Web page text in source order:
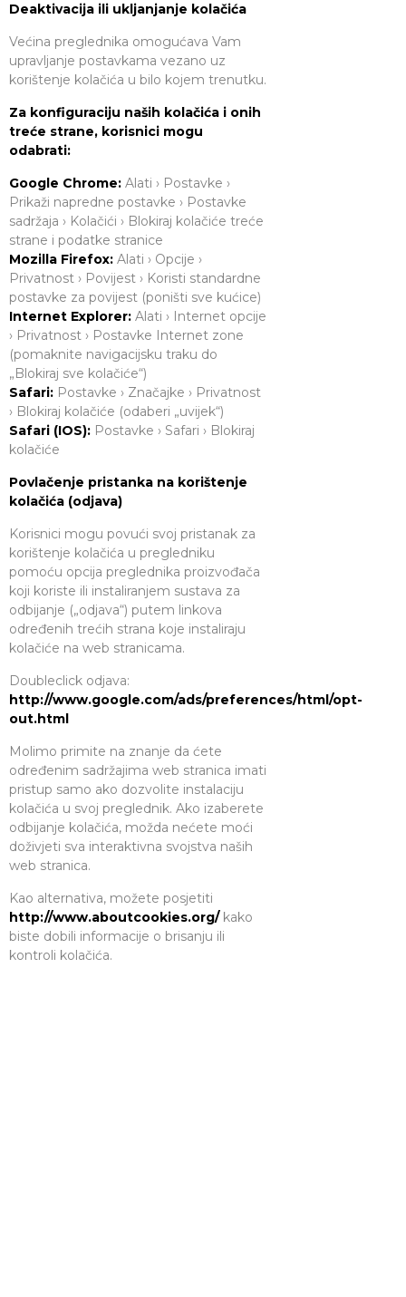
Deaktivacija ili ukljanjanje kolačića
Većina preglednika omogućava Vam
upravljanje postavkama vezano uz
korištenje kolačića u bilo kojem trenutku.
Za konfiguraciju naših kolačića i onih
treće strane, korisnici mogu
odabrati:
Google Chrome: Alati › Postavke ›
Prikaži napredne postavke › Postavke
sadržaja › Kolačići › Blokiraj kolačiće treće
strane i podatke stranice
Mozilla Firefox: Alati › Opcije ›
Privatnost › Povijest › Koristi standardne
postavke za povijest (poništi sve kućice)
Internet Explorer: Alati › Internet opcije
› Privatnost › Postavke Internet zone
(pomaknite navigacijsku traku do
„Blokiraj sve kolačiće“)
Safari: Postavke › Značajke › Privatnost
› Blokiraj kolačiće (odaberi „uvijek“)
Safari (IOS): Postavke › Safari › Blokiraj
kolačiće
Povlačenje pristanka na korištenje
kolačića (odjava)
Korisnici mogu povući svoj pristanak za
korištenje kolačića u pregledniku
pomoću opcija preglednika proizvođača
koji koriste ili instaliranjem sustava za
odbijanje („odjava“) putem linkova
određenih trećih strana koje instaliraju
kolačiće na web stranicama.
Doubleclick odjava:
http://www.google.com/ads/preferences/html/opt-
out.html
Molimo primite na znanje da ćete
određenim sadržajima web stranica imati
pristup samo ako dozvolite instalaciju
kolačića u svoj preglednik. Ako izaberete
odbijanje kolačića, možda nećete moći
doživjeti sva interaktivna svojstva naših
web stranica.
Kao alternativa, možete posjetiti
http://www.aboutcookies.org/kako
biste dobili informacije o brisanju ili
kontroli kolačića.